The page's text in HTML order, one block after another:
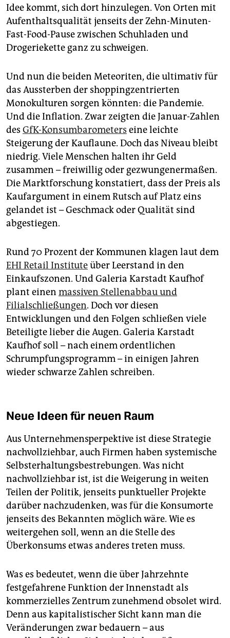
Idee kommt, sich dort hinzulegen. Von Orten mit
Aufenthaltsqualität jenseits der Zehn-Minuten-
Fast-Food-Pause zwischen Schuhladen und
Drogeriekette ganz zu schweigen.
Und nun die beiden Meteoriten, die ultimativ für
das Aussterben der shoppingzentrierten
Monokulturen sorgen könnten: die Pandemie.
Und die Inflation. Zwar zeigten die Januar-Zahlen
des GfK-Konsumbarometers eine leichte
Steigerung der Kauflaune. Doch das Niveau bleibt
niedrig. Viele Menschen halten ihr Geld
zusammen – freiwillig oder gezwungenermaßen.
Die Marktforschung konstatiert, dass der Preis als
Kaufargument in einem Rutsch auf Platz eins
gelandet ist – Geschmack oder Qualität sind
abgestiegen.
Rund 70 Prozent der Kommunen klagen laut dem
EHI Retail Instituteüber Leerstand in den
Einkaufszonen. Und Galeria Karstadt Kaufhof
plant einen massiven Stellenabbau und
Filialschließungen. Doch vor diesen
Entwicklungen und den Folgen schließen viele
Beteiligte lieber die Augen. Galeria Karstadt
Kaufhof soll – nach einem ordentlichen
Schrumpfungsprogramm – in einigen Jahren
wieder schwarze Zahlen schreiben.
Neue Ideen für neuen Raum
Aus Unternehmensperpektive ist diese Strategie
nachvollziehbar, auch Firmen haben systemische
Selbsterhaltungsbestrebungen. Was nicht
nachvollziehbar ist, ist die Weigerung in weiten
Teilen der Politik, jenseits punktueller Projekte
darüber nachzudenken, was für die Konsumorte
jenseits des Bekannten möglich wäre. Wie es
weitergehen soll, wenn an die Stelle des
Überkonsums etwas anderes treten muss.
Was es bedeutet, wenn die über Jahrzehnte
festgefahrene Funktion der Innenstadt als
kommerzielles Zentrum zunehmend obsolet wird.
Denn aus kapitalistischer Sicht kann man die
Veränderungen zwar bedauern – aus